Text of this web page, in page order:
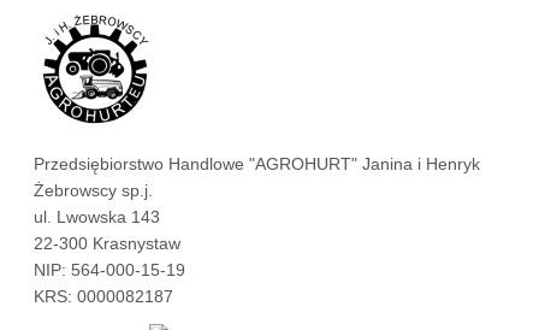
Przedsiębiorstwo Handlowe "AGROHURT" Janina i Henryk
Żebrowscy sp.j.
ul. Lwowska 143
22-300 Krasnystaw
NIP: 564-000-15-19
KRS: 0000082187